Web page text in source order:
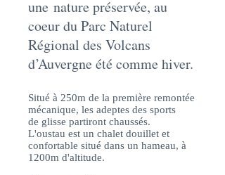
une nature préservée, au
coeur du Parc Naturel
Régional des Volcans
d’Auvergne été comme hiver.
Situé à 250m de la première remontée
mécanique, les adeptes des sports
de glisse partiront chaussés.
L'oustau est un chalet douillet et
confortable situé dans un hameau, à
1200m d'altitude.